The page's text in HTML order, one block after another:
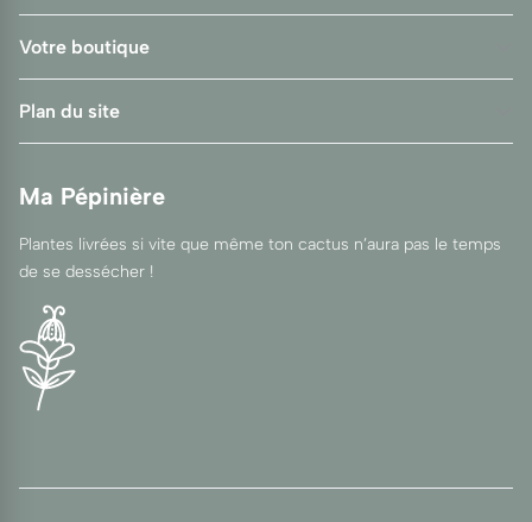
Votre boutique
Plan du site
Ma Pépinière
Plantes livrées si vite que même ton cactus n’aura pas le temps
de se dessécher !